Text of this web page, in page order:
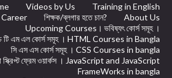
Videos by Us
Training in English
Career শিক্ষক/ব্লগার হতে চান?
About Us
Upcoming Courses। ভবিষ্যৎ কোর্স সমূহ ।
টি এম এল কোর্স সমূহ । HTML Courses in Bangla
সি এস এস কোর্স সমূহ । CSS Courses in bangla
স্ক্রিপ্ট ফ্রেম ওয়ার্কস । JavaScript and JavaScript
FrameWorks in bangla